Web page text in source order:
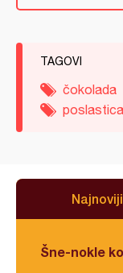
TAGOVI
čokolada
poslastica
Najnoviji
Šne-nokle